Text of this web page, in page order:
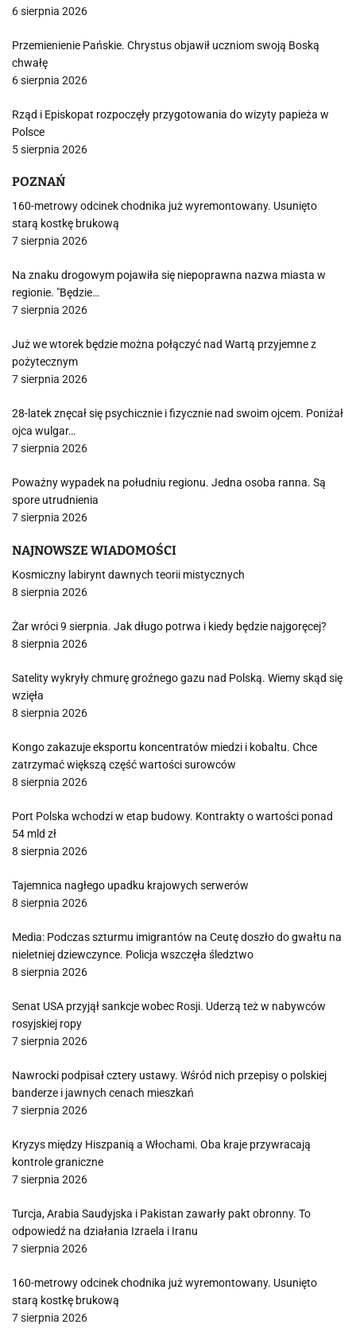
6 sierpnia 2026
Przemienienie Pańskie. Chrystus objawił uczniom swoją Boską
chwałę
6 sierpnia 2026
Rząd i Episkopat rozpoczęły przygotowania do wizyty papieża w
Polsce
5 sierpnia 2026
POZNAŃ
160-metrowy odcinek chodnika już wyremontowany. Usunięto
starą kostkę brukową
7 sierpnia 2026
Na znaku drogowym pojawiła się niepoprawna nazwa miasta w
regionie. "Będzie…
7 sierpnia 2026
Już we wtorek będzie można połączyć nad Wartą przyjemne z
pożytecznym
7 sierpnia 2026
28-latek znęcał się psychicznie i fizycznie nad swoim ojcem. Poniżał
ojca wulgar…
7 sierpnia 2026
Poważny wypadek na południu regionu. Jedna osoba ranna. Są
spore utrudnienia
7 sierpnia 2026
NAJNOWSZE WIADOMOŚCI
Kosmiczny labirynt dawnych teorii mistycznych
8 sierpnia 2026
Żar wróci 9 sierpnia. Jak długo potrwa i kiedy będzie najgoręcej?
8 sierpnia 2026
Satelity wykryły chmurę groźnego gazu nad Polską. Wiemy skąd się
wzięła
8 sierpnia 2026
Kongo zakazuje eksportu koncentratów miedzi i kobaltu. Chce
zatrzymać większą część wartości surowców
8 sierpnia 2026
Port Polska wchodzi w etap budowy. Kontrakty o wartości ponad
54 mld zł
8 sierpnia 2026
Tajemnica nagłego upadku krajowych serwerów
8 sierpnia 2026
Media: Podczas szturmu imigrantów na Ceutę doszło do gwałtu na
nieletniej dziewczynce. Policja wszczęła śledztwo
8 sierpnia 2026
Senat USA przyjął sankcje wobec Rosji. Uderzą też w nabywców
rosyjskiej ropy
7 sierpnia 2026
Nawrocki podpisał cztery ustawy. Wśród nich przepisy o polskiej
banderze i jawnych cenach mieszkań
7 sierpnia 2026
Kryzys między Hiszpanią a Włochami. Oba kraje przywracają
kontrole graniczne
7 sierpnia 2026
Turcja, Arabia Saudyjska i Pakistan zawarły pakt obronny. To
odpowiedź na działania Izraela i Iranu
7 sierpnia 2026
160-metrowy odcinek chodnika już wyremontowany. Usunięto
starą kostkę brukową
7 sierpnia 2026